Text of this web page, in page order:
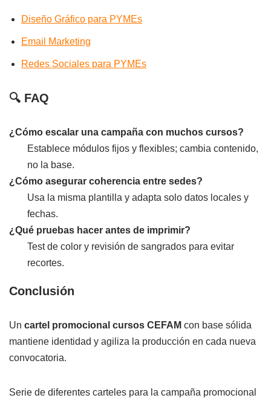
Diseño Gráfico para PYMEs
Email Marketing
Redes Sociales para PYMEs
🔍 FAQ
¿Cómo escalar una campaña con muchos cursos?
Establece módulos fijos y flexibles; cambia contenido,
no la base.
¿Cómo asegurar coherencia entre sedes?
Usa la misma plantilla y adapta solo datos locales y
fechas.
¿Qué pruebas hacer antes de imprimir?
Test de color y revisión de sangrados para evitar
recortes.
Conclusión
Un cartel promocional cursos CEFAM con base sólida
mantiene identidad y agiliza la producción en cada nueva
convocatoria.
Serie de diferentes carteles para la campaña promocional